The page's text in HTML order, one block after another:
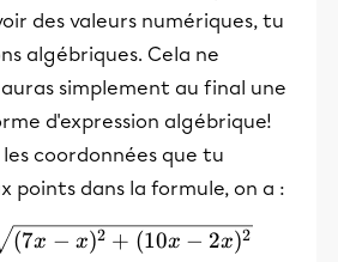
des valeurs numériques, tu
algébriques. Cela ne
simplement au final une
d'expression algébrique!
coordonnées que tu
points dans la formule, on a :
d(A,B) = \sqrt{(7x-
(7x − x)2 + (10x − 2x)2